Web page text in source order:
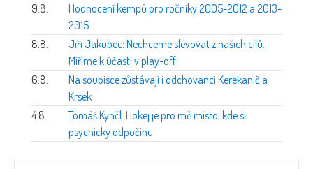
9.8.
Hodnocení kempů pro ročníky 2005-2012 a 2013-
2015
8.8.
Jiří Jakubec: Nechceme slevovat z našich cílů.
Míříme k účasti v play-off!
6.8.
Na soupisce zůstávají i odchovanci Kerekanič a
Krsek
4.8.
Tomáš Kynčl: Hokej je pro mě místo, kde si
psychicky odpočinu